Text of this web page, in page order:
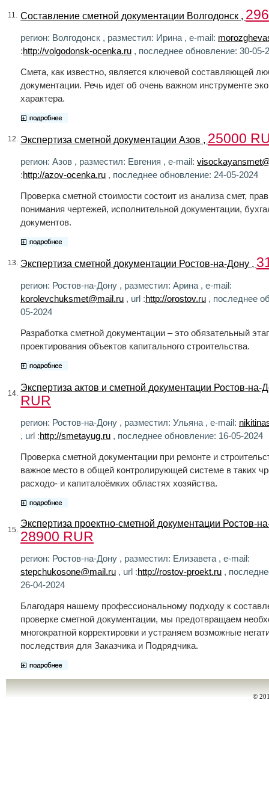
11. Составление сметной документации Волгодонск ,
регион: Волгодонск , разместил: Ирина , e-mail:
:http://volgodonsk-ocenka.ru , последнее обновление: 30-05-
Смета, как известно, является ключевой составляющей
документации. Речь идет об очень важном инструменте
характера.
12. Экспертиза сметной документации Азов , 25000
регион: Азов , разместил: Евгения , e-mail:
:http://azov-ocenka.ru , последнее обновление: 24-05-2024
Проверка сметной стоимости состоит из анализа смет,
понимания чертежей, исполнительной документации,
документов.
13. Экспертиза сметной документации Ростов-на-Дону ,
регион: Ростов-на-Дону , разместил: Арина , e-mail:
korolevchuksmet@mail.ru , url :http://orostov.ru , последнее
05-2024
Разработка сметной документации – это обязательный
проектирования объектов капитального строительства.
14.
Экспертиза актов и сметной документации Ростов-на-
RUR
регион: Ростов-на-Дону , разместил: Ульяна , e-mail:
, url :http://smetayug.ru , последнее обновление: 16-05-2024
Проверка сметной документации при ремонте и
важное место в общей контролирующей системе в таких
расходо- и капиталоёмких областях хозяйства.
15.
Экспертиза проектно-сметной документации Ростов-
28900 RUR
регион: Ростов-на-Дону , разместил: Елизавета , e-mail:
stepchukosone@mail.ru , url :http://rostov-proekt.ru ,
26-04-2024
Благодаря нашему профессиональному подходу к
проверке сметной документации, мы предотвращаем
многократной корректировки и устраняем возможные
последствия для Заказчика и Подрядчика.
©